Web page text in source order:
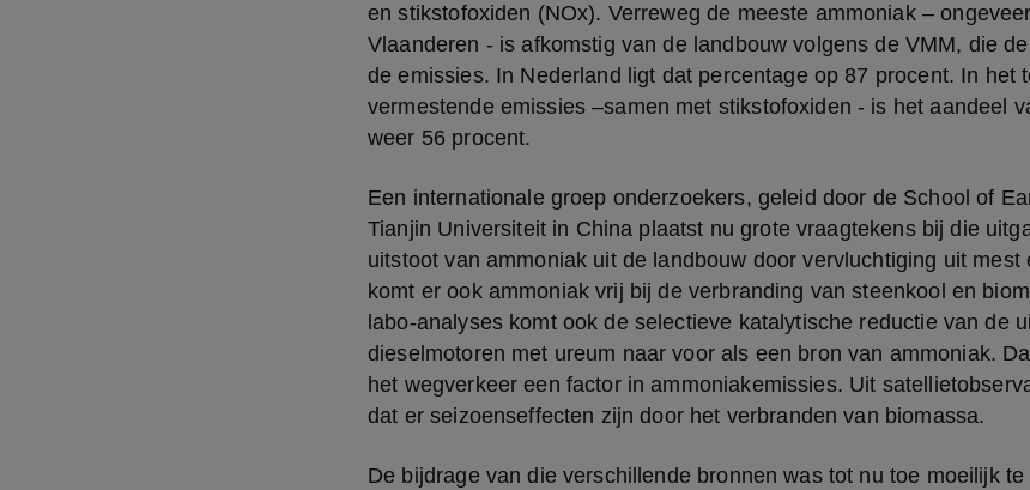
en stikstofoxiden (NOx). Verreweg de meeste ammoniak –
Vlaanderen - is afkomstig van de landbouw volgens de VMM, die
de emissies. In Nederland ligt dat percentage op 87 procent. In het
vermestende emissies –samen met stikstofoxiden - is het aandeel
weer 56 procent.
Een internationale groep onderzoekers, geleid door de School of
Tianjin Universiteit in China plaatst nu grote vraagtekens bij die
uitstoot van ammoniak uit de landbouw door vervluchtiging uit mest
komt er ook ammoniak vrij bij de verbranding van steenkool en
labo-analyses komt ook de selectieve katalytische reductie van de
dieselmotoren met ureum naar voor als een bron van ammoniak.
het wegverkeer een factor in ammoniakemissies. Uit
dat er seizoenseffecten zijn door het verbranden van biomassa.
De bijdrage van die verschillende bronnen was tot nu toe moeilijk te